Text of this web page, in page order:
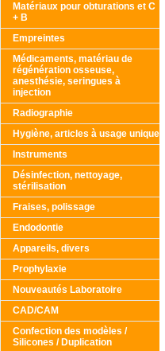
Matériaux pour obturations et C
+ B
Empreintes
Médicaments, matériau de
régénération osseuse,
anesthésie, seringues à
injection
Radiographie
Hygiène, articles à usage unique
Instruments
Désinfection, nettoyage,
stérilisation
Fraises, polissage
Endodontie
Appareils, divers
Prophylaxie
Nouveautés Laboratoire
CAD/CAM
Confection des modèles /
Silicones / Duplication